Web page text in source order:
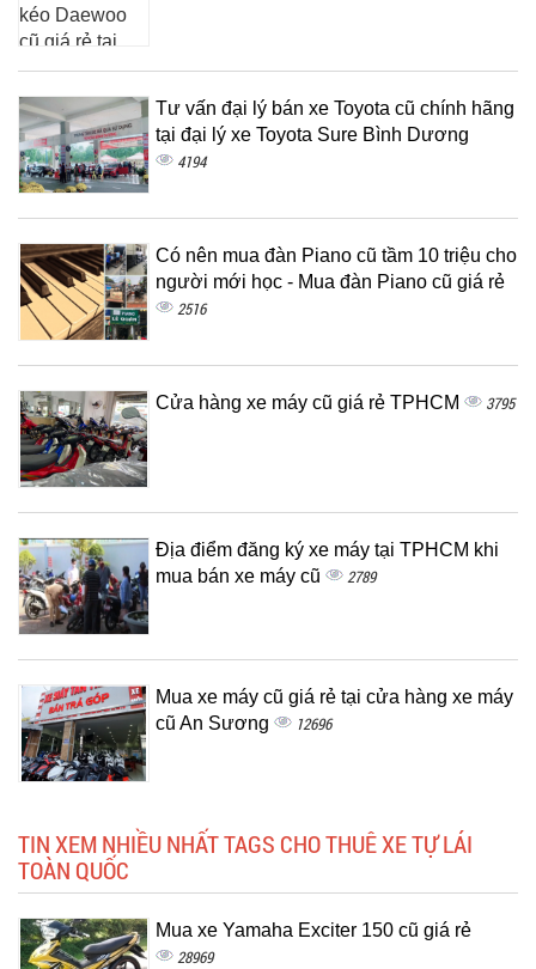
Tư vấn đại lý bán xe Toyota cũ chính hãng
tại đại lý xe Toyota Sure Bình Dương
4194
Có nên mua đàn Piano cũ tầm 10 triệu cho
người mới học - Mua đàn Piano cũ giá rẻ
2516
Cửa hàng xe máy cũ giá rẻ TPHCM 3795
Địa điểm đăng ký xe máy tại TPHCM khi
mua bán xe máy cũ
2789
Mua xe máy cũ giá rẻ tại cửa hàng xe máy
cũ An Sương
12696
TIN XEM NHIỀU NHẤT TAGS CHO THUÊ XE TỰ LÁI
TOÀN QUỐC
Mua xe Yamaha Exciter 150 cũ giá rẻ
28969